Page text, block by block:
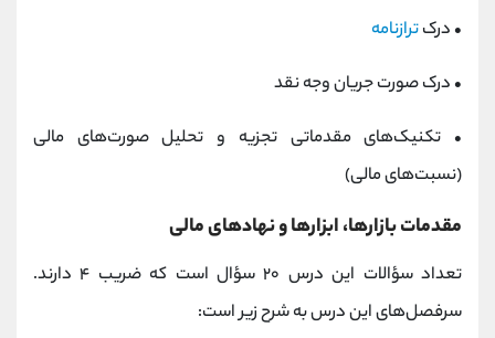
• درکترازنامه
• درک صورت جریان وجه نقد
• تکنیک‌های مقدماتی تجزیه و تحلیل صورت‌های مالی
(نسبت‌های مالی)
مقدمات بازارها، ابزارها و نهادهای مالی
تعداد سؤالات این درس ۲۰ سؤال است که ضریب ۴ دارند.
سرفصل‌های این درس به شرح زیر است: